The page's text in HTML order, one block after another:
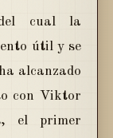
cual la
útil y se
alcanzado
con Viktor
el primer